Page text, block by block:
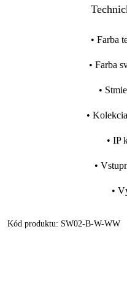
• Farba
• Farba
•
• Kolekcia
• IP
•
•
Kód produktu: SW02-B-W-WW